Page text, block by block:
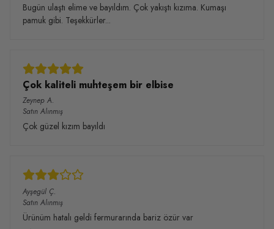
Bugün ulaştı elime ve bayıldım. Çok yakıştı kızıma. Kumaşı
pamuk gibi. Teşekkürler...
Çok kaliteli muhteşem bir elbise
Zeynep A.
Satın Alınmış
Çok güzel kızım bayıldı
Ayşegül Ç.
Satın Alınmış
Ürünüm hatalı geldi fermurarında bariz özür var